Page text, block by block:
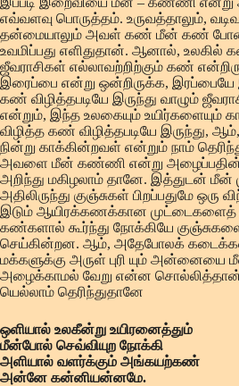
எவ்வளவு பொருத்தம். உருவத்தாலும்,
தன்மையாலும் அவள் கண் மீன் கண்
உவமிப்பது எளிதுதான். ஆனால்,
ஜீவராசிகள் எல்லாவற்றிற்கும் கண்
இரைப்பை என்று ஒன்றிருக்க, இரப்பையே
கண் விழித்தபடியே இருந்து வாழும்
என்றும், இந்த உலகையும் உயிர்களையும்
விழித்த கண் விழித்தபடியே இருந்து,
நின்று காக்கின்றவள் என்றும் நாம்
அவளை மீன் கண்ணி என்று
அறிந்து மகிழலாம் தானே. இத்துடன் மீன்
அதிலிருந்து குஞ்சுகள் பிறப்பதுமே
இடும் ஆயிரக்கணக்கான
கண்களால் கூர்ந்து நோக்கியே
செய்கின்றன. ஆம், அதேபோலக்
மக்களுக்கு அருள் புரி யும்
அழைக்காமல் வேறு என்ன
யெல்லாம் தெரிந்துதானே
ஒளியால் உலகீன்று உயிரனைத்தும்
மீன்போல் செவ்வியுற நோக்கி
அளியால் வளர்க்கும் அங்கயற்கண்
அன்னே கன்னியன்னமே.